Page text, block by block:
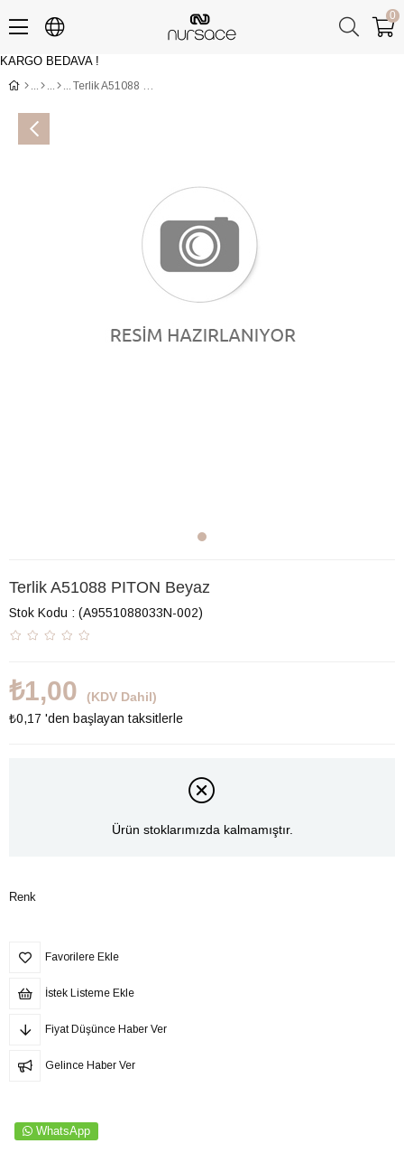
KARGO BEDAVA !
0
Terlik A51088 PITON Beyaz
Terlik A51088 PITON Beyaz
Stok Kodu (A9551088033N-002)
₺1,00
(KDV Dahil)
₺0,17 'den başlayan taksitlerle
Ürün stoklarımızda kalmamıştır.
Renk
Favorilere Ekle
İstek Listeme Ekle
Fiyat Düşünce Haber Ver
Gelince Haber Ver
WhatsApp